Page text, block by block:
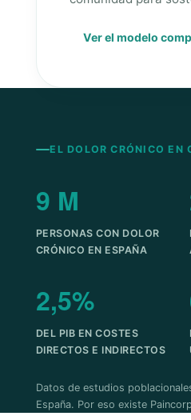
Ver el modelo
EL DOLOR CRÓNICO EN
9 M
PERSONAS CON DOLOR
CRÓNICO EN ESPAÑA
2,5%
DEL PIB EN COSTES
DIRECTOS E INDIRECTOS
Datos de estudios
España. Por eso existe